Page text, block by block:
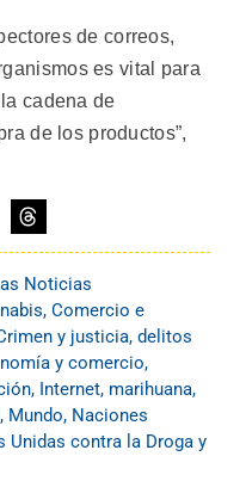
de correos,
es vital para
cadena de
de los productos”,
Noticias
, Comercio e
y justicia, delitos
y comercio,
, Internet, marihuana,
, Mundo, Naciones
Unidas contra la Droga y